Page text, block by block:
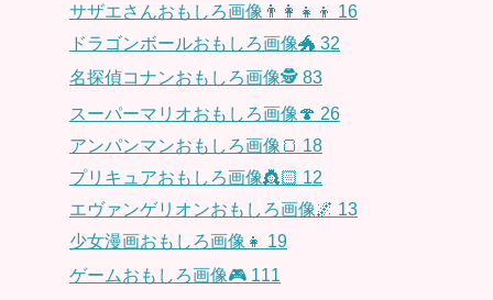
サザエさんおもしろ画像👨‍👩‍👧‍👦 16
ドラゴンボールおもしろ画像🐲 32
名探偵コナンおもしろ画像🕵️ 83
スーパーマリオおもしろ画像🍄 26
アンパンマンおもしろ画像🍞 18
プリキュアおもしろ画像👸🏻 12
エヴァンゲリオンおもしろ画像🌌 13
少女漫画おもしろ画像👧 19
ゲームおもしろ画像🎮 111